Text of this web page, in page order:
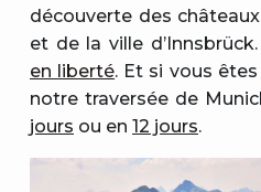
découverte des
et de la ville
en liberté. Et si vous
notre traversée de
jours ou en 12 jours.